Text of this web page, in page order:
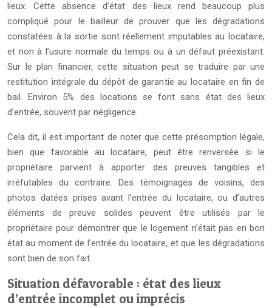
lieux. Cette absence d’état des lieux rend beaucoup plus
compliqué pour le bailleur de prouver que les dégradations
constatées à la sortie sont réellement imputables au locataire,
et non à l’usure normale du temps ou à un défaut préexistant.
Sur le plan financier, cette situation peut se traduire par une
restitution intégrale du dépôt de garantie au locataire en fin de
bail. Environ 5% des locations se font sans état des lieux
d’entrée, souvent par négligence.
Cela dit, il est important de noter que cette présomption légale,
bien que favorable au locataire, peut être renversée si le
propriétaire parvient à apporter des preuves tangibles et
irréfutables du contraire. Des témoignages de voisins, des
photos datées prises avant l’entrée du locataire, ou d’autres
éléments de preuve solides peuvent être utilisés par le
propriétaire pour démontrer que le logement n’était pas en bon
état au moment de l’entrée du locataire, et que les dégradations
sont bien de son fait.
Situation défavorable : état des lieux
d’entrée incomplet ou imprécis